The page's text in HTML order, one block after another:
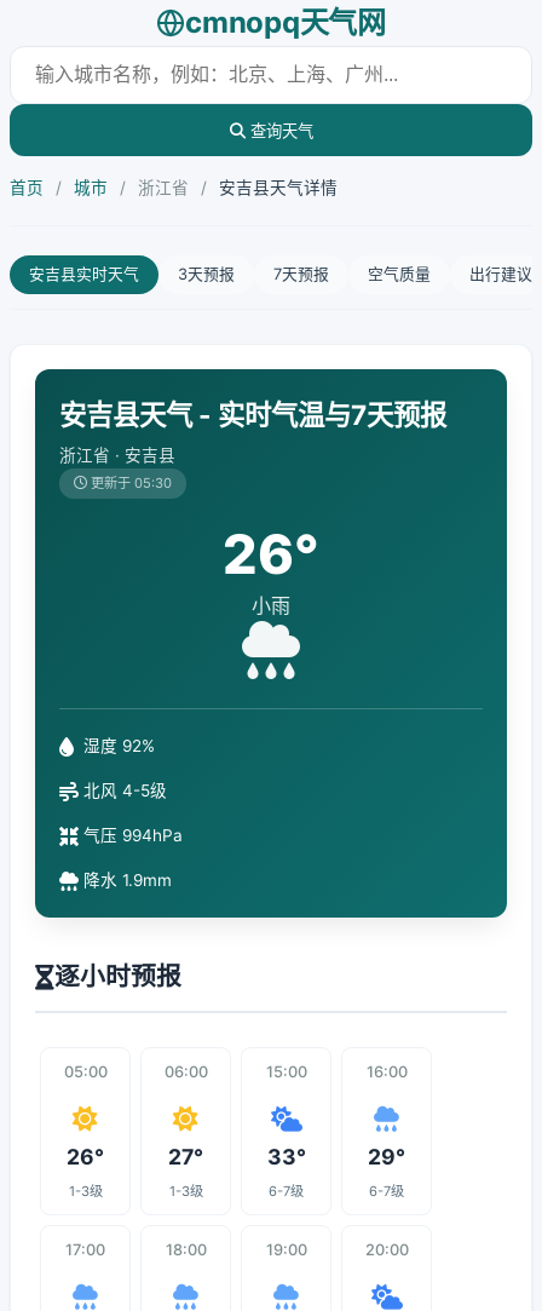
cmnopq天气网
查询天气
首页 / 城市 / 浙江省 / 安吉县天气详情
安吉县实时天气 3天预报 7天预报 空气质量 出行建议
安吉县天气 - 实时气温与7天预报
浙江省 · 安吉县
更新于 05:30
26°
小雨
湿度 92%
北风 4-5级
气压 994hPa
降水 1.9mm
逐小时预报
05:00
26°
1-3级
06:00
27°
1-3级
15:00
33°
6-7级
16:00
29°
6-7级
17:00 18:00 19:00 20:00